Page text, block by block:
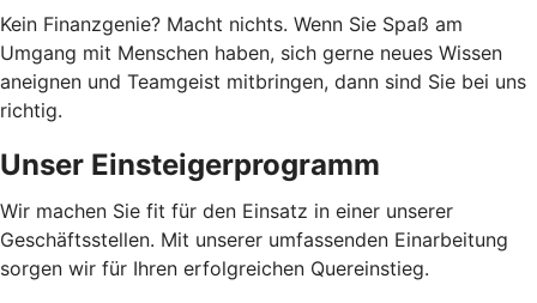
Kein Finanzgenie? Macht nichts. Wenn Sie Spaß am
Umgang mit Menschen haben, sich gerne neues Wissen
aneignen und Teamgeist mitbringen, dann sind Sie bei uns
richtig.
Unser Einsteigerprogramm
Wir machen Sie fit für den Einsatz in einer unserer
Geschäftsstellen. Mit unserer umfassenden Einarbeitung
sorgen wir für Ihren erfolgreichen Quereinstieg.